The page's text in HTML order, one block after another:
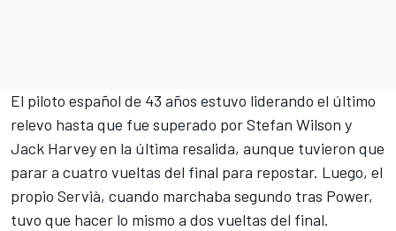
El piloto español de 43 años estuvo liderando el último
relevo hasta que fue superado por Stefan Wilson y
Jack Harvey en la última resalida, aunque tuvieron que
parar a cuatro vueltas del final para repostar. Luego, el
propio Servià, cuando marchaba segundo tras Power,
tuvo que hacer lo mismo a dos vueltas del final.